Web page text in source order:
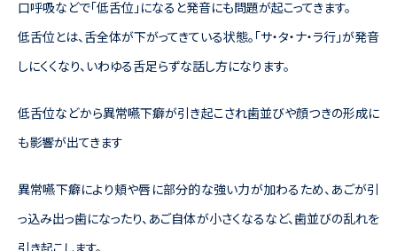
口呼吸などで「低舌位」になると発音にも問題が起こってきます。
低舌位とは、舌全体が下がってきている状態。「サ・タ・ナ・ラ行」が発音
しにくくなり、いわゆる舌足らずな話し方になります。
低舌位などから異常嚥下癖が引き起こされ歯並びや顔つきの形成に
も影響が出てきます
異常嚥下癖により頬や唇に部分的な強い力が加わるため、あごが引
っ込み出っ歯になったり、あご自体が小さくなるなど、歯並びの乱れを